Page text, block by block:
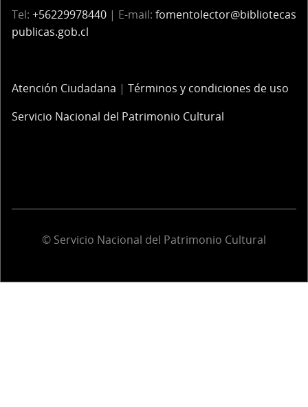
Tel: +56229978440 | E-mail: fomentolector@bibliotecas
publicas.gob.cl
Atención Ciudadana | Términos y condiciones de uso
Servicio Nacional del Patrimonio Cultural
© Servicio Nacional del Patrimonio Cultural